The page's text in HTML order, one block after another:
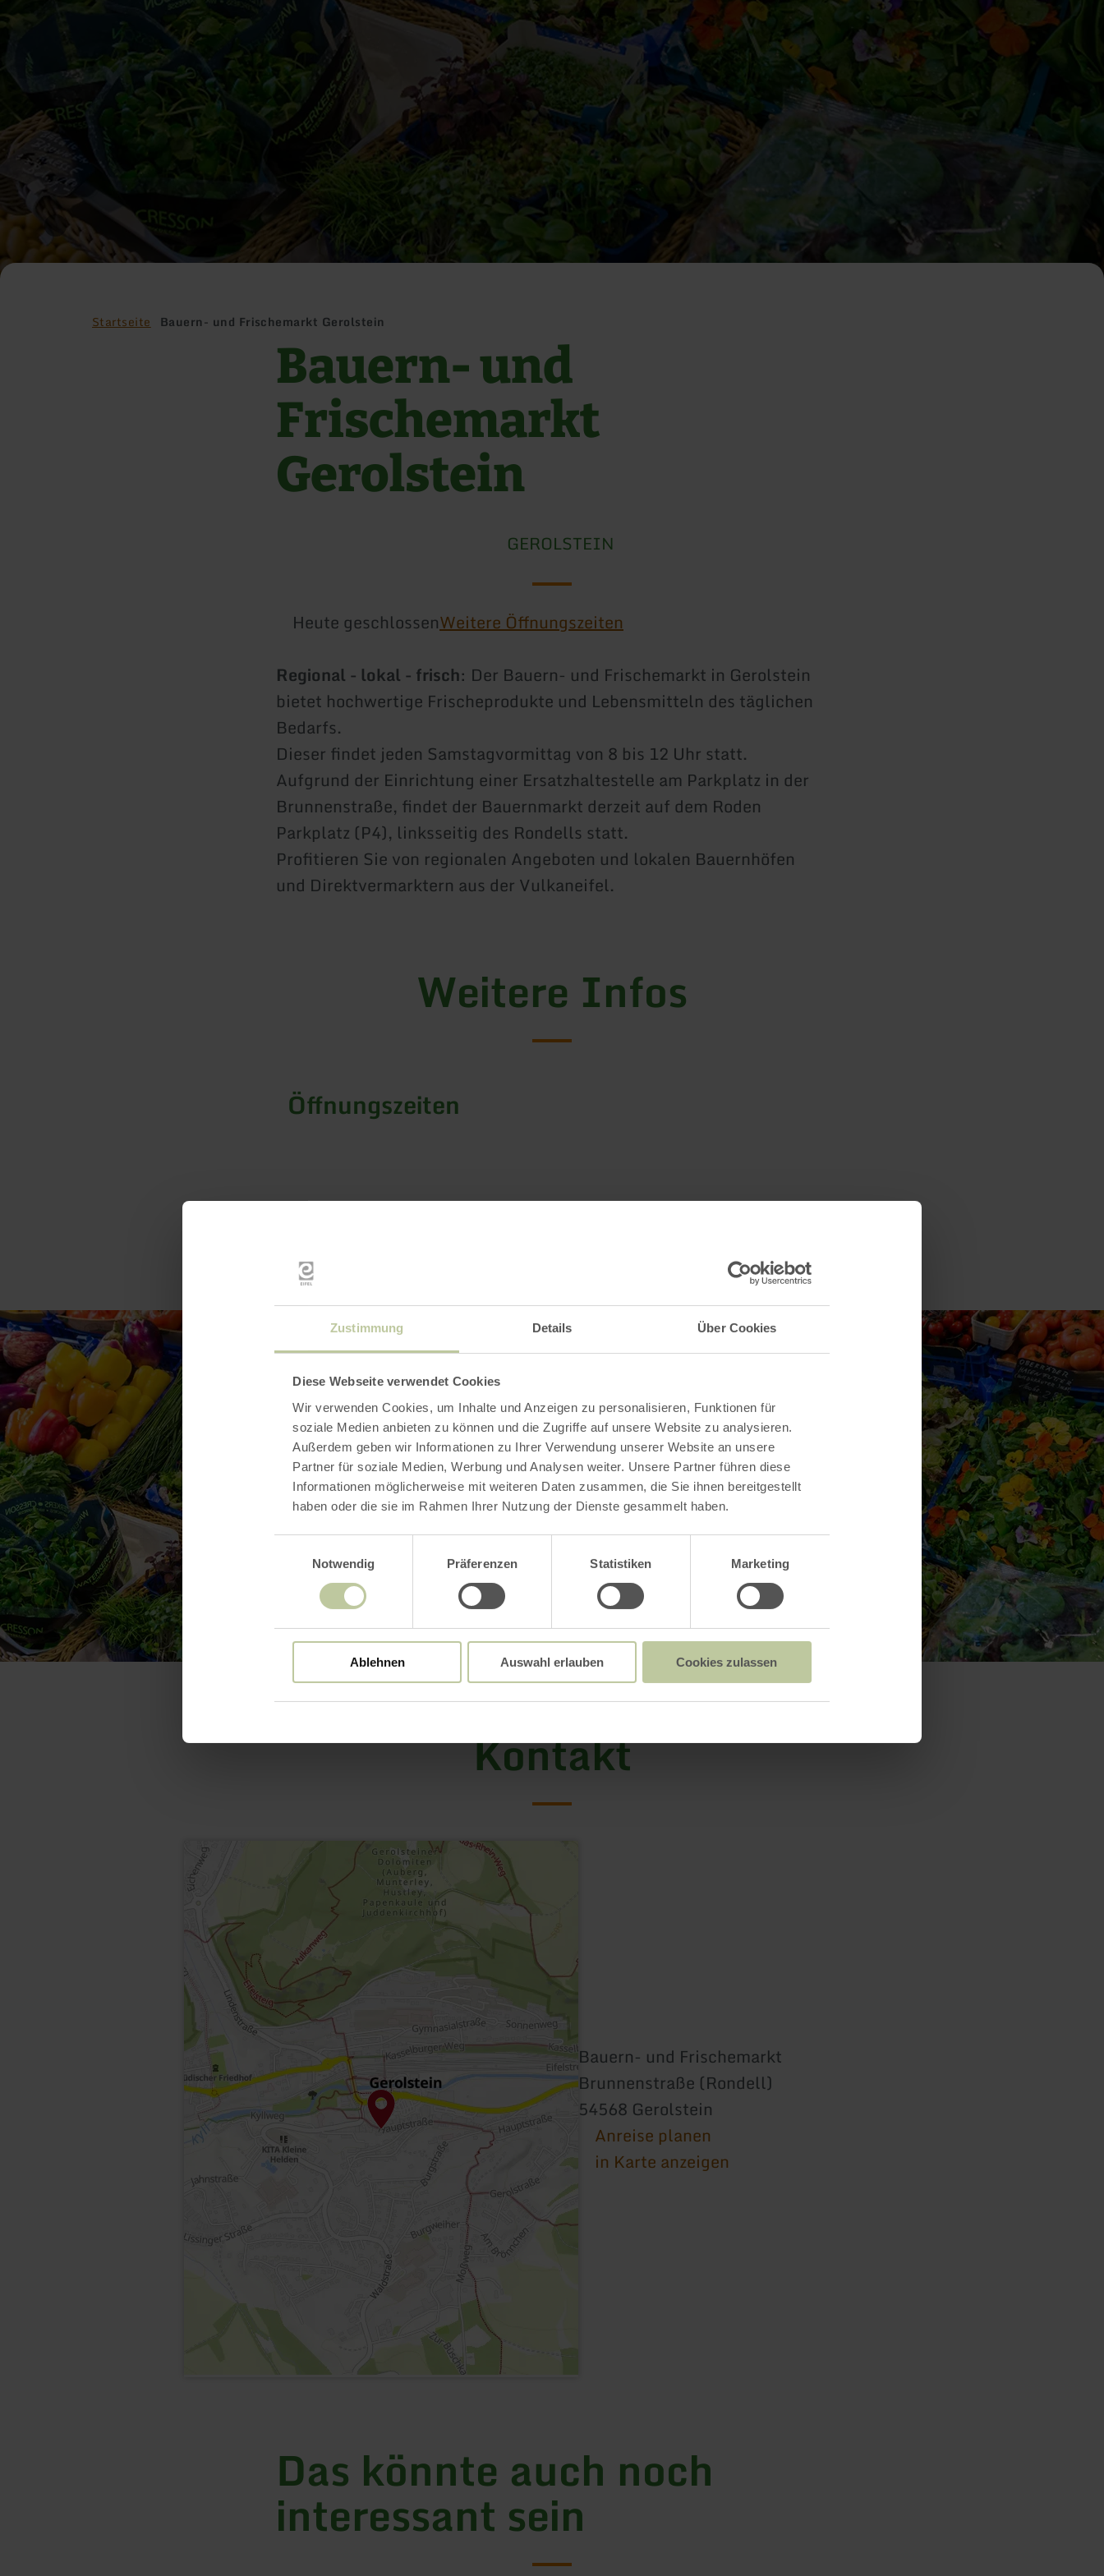
Zustimmung Details Über Cookies
Diese Webseite verwendet Cookies
Wir verwenden Cookies, um Inhalte und Anzeigen zu personalisieren, Funktionen für
soziale Medien anbieten zu können und die Zugriffe auf unsere Website zu analysieren.
Außerdem geben wir Informationen zu Ihrer Verwendung unserer Website an unsere
Partner für soziale Medien, Werbung und Analysen weiter. Unsere Partner führen diese
Informationen möglicherweise mit weiteren Daten zusammen, die Sie ihnen bereitgestellt
haben oder die sie im Rahmen Ihrer Nutzung der Dienste gesammelt haben.
Notwendig
Präferenzen Statistiken Marketing
Ablehnen Auswahl erlauben Cookies zulassen
Startseite Bauern- und Frischemarkt Gerolstein
Bauern- und
Frischemarkt
Gerolstein
GEROLSTEIN
Heute geschlossenWeitere Öffnungszeiten
Regional - lokal - frisch: Der Bauern- und Frischemarkt in Gerolstein
bietet hochwertige Frischeprodukte und Lebensmitteln des täglichen
Bedarfs.
Dieser findet jeden Samstagvormittag von 8 bis 12 Uhr statt.
Aufgrund der Einrichtung einer Ersatzhaltestelle am Parkplatz in der
Brunnenstraße, findet der Bauernmarkt derzeit auf dem Roden
Parkplatz (P4), linksseitig des Rondells statt.
Profitieren Sie von regionalen Angeboten und lokalen Bauernhöfen
und Direktvermarktern aus der Vulkaneifel.
Weitere Infos
Öffnungszeiten
Impressionen
Kontakt
Bauern- und Frischemarkt
Brunnenstraße (Rondell)
54568 Gerolstein
Anreise planen
in Karte anzeigen
Das könnte auch noch
interessant sein